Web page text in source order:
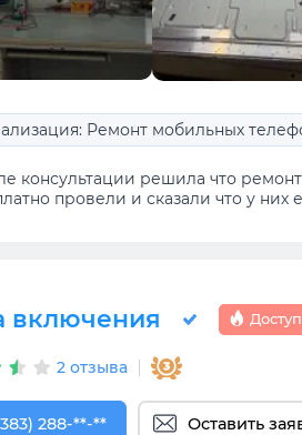
Ремонт мобильных
консультации решила что
провели и сказали что у них
включения
2 отзыва
288-88-77
288-**-** Оставить